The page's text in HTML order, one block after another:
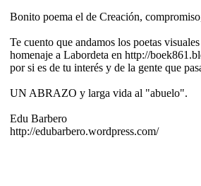
Bonito poema el de Creación,
Te cuento que andamos los poetas
homenaje a Labordeta en http://
por si es de tu interés y de la gente que
UN ABRAZO y larga vida al "abuelo".
Edu Barbero
http://edubarbero.wordpress.com/